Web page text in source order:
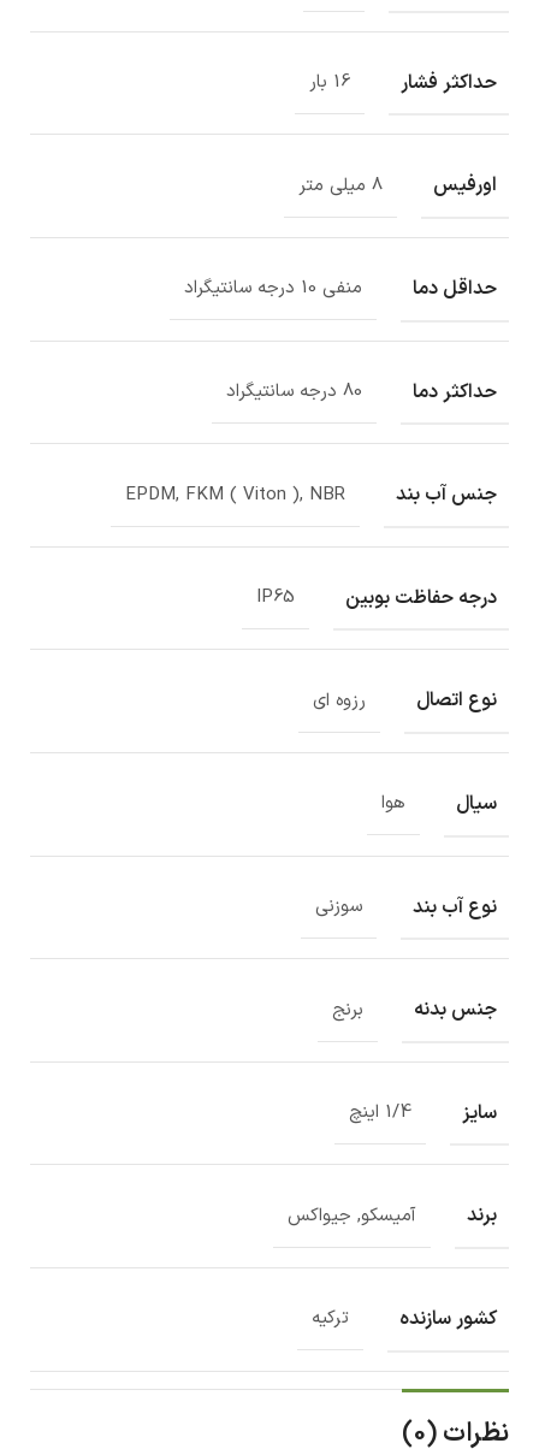
حداکثر فشار 16 بار
اورفیس 8 میلی متر
حداقل دما منفی 10 درجه سانتیگراد
حداکثر دما 80 درجه سانتیگراد
جنس آب بند EPDM, FKM ( Viton ), NBR
درجه حفاظت بوبین IP65
نوع اتصال رزوه ای
سیال هوا
نوع آب بند سوزنی
جنس بدنه برنج
سایز 1/4 اینچ
برند آمیسکو, جیواکس
کشور سازنده ترکیه
نظرات (0)